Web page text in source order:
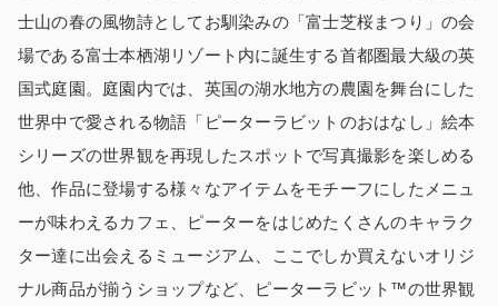
士山の春の風物詩としてお馴染みの「富士芝桜まつり」の会
場である富士本栖湖リゾート内に誕生する首都圏最大級の英
国式庭園。庭園内では、英国の湖水地方の農園を舞台にした
世界中で愛される物語「ピーターラビットのおはなし」絵本
シリーズの世界観を再現したスポットで写真撮影を楽しめる
他、作品に登場する様々なアイテムをモチーフにしたメニュ
ーが味わえるカフェ、ピーターをはじめたくさんのキャラク
ター達に出会えるミュージアム、ここでしか買えないオリジ
ナル商品が揃うショップなど、ピーターラビット™の世界観